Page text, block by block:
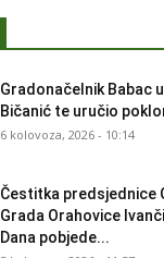
Gradonačelnik Babac
Bičanić te uručio
6 kolovoza, 2026 - 10:14
Čestitka predsjednice
Grada Orahovice
Dana pobjede...